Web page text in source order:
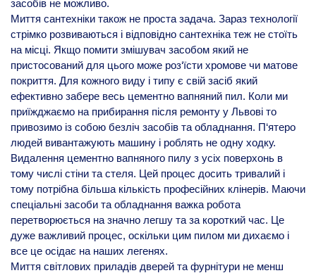
засобів не можливо.
Миття сантехніки також не проста задача. Зараз технології
стрімко розвиваються і відповідно сантехніка теж не стоїть
на місці. Якщо помити змішувач засобом який не
пристосований для цього може роз‘їсти хромове чи матове
покриття. Для кожного виду і типу є свій засіб який
ефективно забере весь цементно вапняний пил. Коли ми
приїжджаємо на прибирання після ремонту у Львові то
привозимо із собою безліч засобів та обладнання. П‘ятеро
людей вивантажують машину і роблять не одну ходку.
Видалення цементно вапняного пилу з усіх поверхонь в
тому числі стіни та стеля. Цей процес досить тривалий і
тому потрібна більша кількість професійних клінерів. Маючи
спеціальні засоби та обладнання важка робота
перетворюється на значно легшу та за короткий час. Це
дуже важливий процес, оскільки цим пилом ми дихаємо і
все це осідає на наших легенях.
Миття світлових приладів дверей та фурнітури не менш